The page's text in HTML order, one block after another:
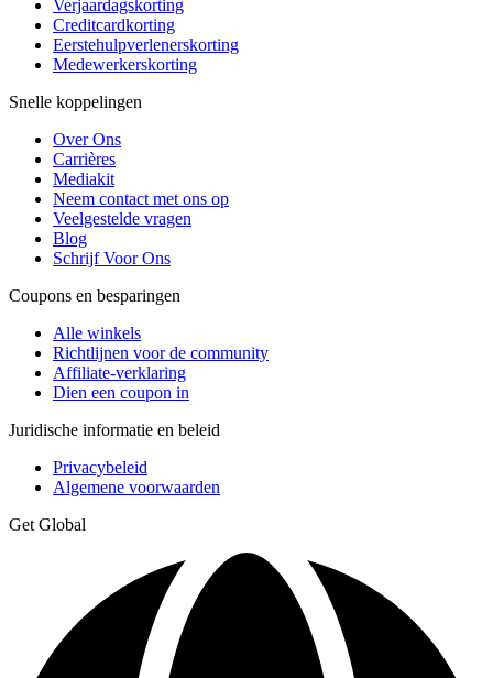
Verjaardagskorting
Creditcardkorting
Eerstehulpverlenerskorting
Medewerkerskorting
Snelle koppelingen
Over Ons
Carrières
Mediakit
Neem contact met ons op
Veelgestelde vragen
Blog
Schrijf Voor Ons
Coupons en besparingen
Alle winkels
Richtlijnen voor de community
Affiliate-verklaring
Dien een coupon in
Juridische informatie en beleid
Privacybeleid
Algemene voorwaarden
Get Global